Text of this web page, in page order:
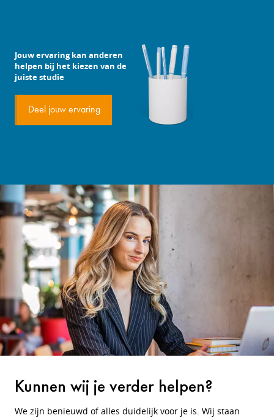
Jouw ervaring kan anderen
helpen bij het kiezen van de
juiste studie
Deel jouw ervaring
Kunnen wij je verder helpen?
We zijn benieuwd of alles duidelijk voor je is. Wij staan